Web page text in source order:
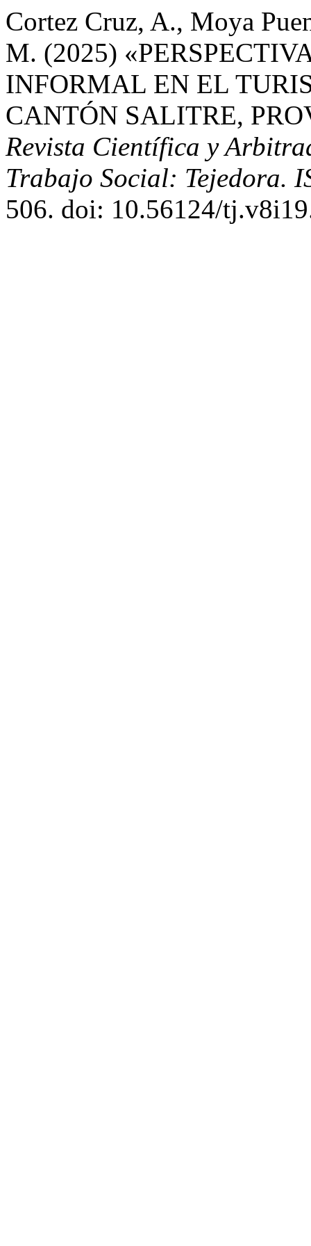
Cortez Cruz, A., Moya
M. (2025)
INFORMAL EN EL
CANTÓN SALITRE,
Revista Científica y
Trabajo Social: Tejedora.
506. doi: 10.56124/